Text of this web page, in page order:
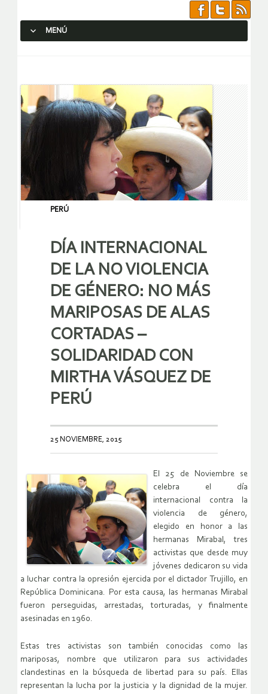
MENÚ
PERÚ
DÍA INTERNACIONAL
DE LA NO VIOLENCIA
DE GÉNERO: NO MÁS
MARIPOSAS DE ALAS
CORTADAS –
SOLIDARIDAD CON
MIRTHA VÁSQUEZ DE
PERÚ
25 NOVIEMBRE, 2015
El 25 de Noviembre se
celebra el día
internacional contra la
violencia de género,
elegido en honor a las
hermanas Mirabal, tres
activistas que desde muy
jóvenes dedicaron su vida
a luchar contra la opresión ejercida por el dictador Trujillo, en
República Dominicana. Por esta causa, las hermanas Mirabal
fueron perseguidas, arrestadas, torturadas, y finalmente
asesinadas en 1960.
Estas tres activistas son también conocidas como las
mariposas, nombre que utilizaron para sus actividades
clandestinas en la búsqueda de libertad para su país. Ellas
representan la lucha por la justicia y la dignidad de la mujer.